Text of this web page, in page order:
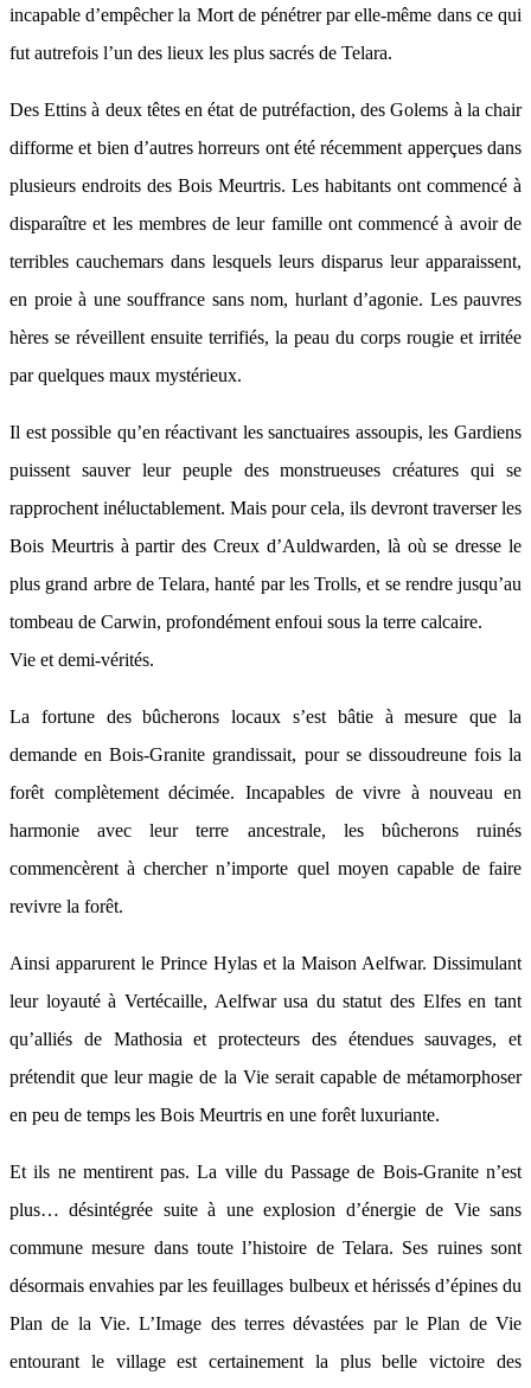
incapable d’empêcher la Mort de pénétrer par elle-même dans ce qui
fut autrefois l’un des lieux les plus sacrés de Telara.
Des Ettins à deux têtes en état de putréfaction, des Golems à la chair
difforme et bien d’autres horreurs ont été récemment apperçues dans
plusieurs endroits des Bois Meurtris. Les habitants ont commencé à
disparaître et les membres de leur famille ont commencé à avoir de
terribles cauchemars dans lesquels leurs disparus leur apparaissent,
en proie à une souffrance sans nom, hurlant d’agonie. Les pauvres
hères se réveillent ensuite terrifiés, la peau du corps rougie et irritée
par quelques maux mystérieux.
Il est possible qu’en réactivant les sanctuaires assoupis, les Gardiens
puissent sauver leur peuple des monstrueuses créatures qui se
rapprochent inéluctablement. Mais pour cela, ils devront traverser les
Bois Meurtris à partir des Creux d’Auldwarden, là où se dresse le
plus grand arbre de Telara, hanté par les Trolls, et se rendre jusqu’au
tombeau de Carwin, profondément enfoui sous la terre calcaire.
Vie et demi-vérités.
La fortune des bûcherons locaux s’est bâtie à mesure que la
demande en Bois-Granite grandissait, pour se dissoudreune fois la
forêt complètement décimée. Incapables de vivre à nouveau en
harmonie avec leur terre ancestrale, les bûcherons ruinés
commencèrent à chercher n’importe quel moyen capable de faire
revivre la forêt.
Ainsi apparurent le Prince Hylas et la Maison Aelfwar. Dissimulant
leur loyauté à Vertécaille, Aelfwar usa du statut des Elfes en tant
qu’alliés de Mathosia et protecteurs des étendues sauvages, et
prétendit que leur magie de la Vie serait capable de métamorphoser
en peu de temps les Bois Meurtris en une forêt luxuriante.
Et ils ne mentirent pas. La ville du Passage de Bois-Granite n’est
plus… désintégrée suite à une explosion d’énergie de Vie sans
commune mesure dans toute l’histoire de Telara. Ses ruines sont
désormais envahies par les feuillages bulbeux et hérissés d’épines du
Plan de la Vie. L’Image des terres dévastées par le Plan de Vie
entourant le village est certainement la plus belle victoire des